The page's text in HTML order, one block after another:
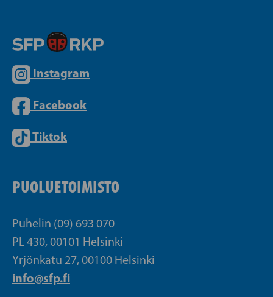
Instagram
Facebook
Tiktok
PUOLUETOIMISTO
Puhelin (09) 693 070
PL 430, 00101 Helsinki
Yrjönkatu 27, 00100 Helsinki
info@sfp.fi